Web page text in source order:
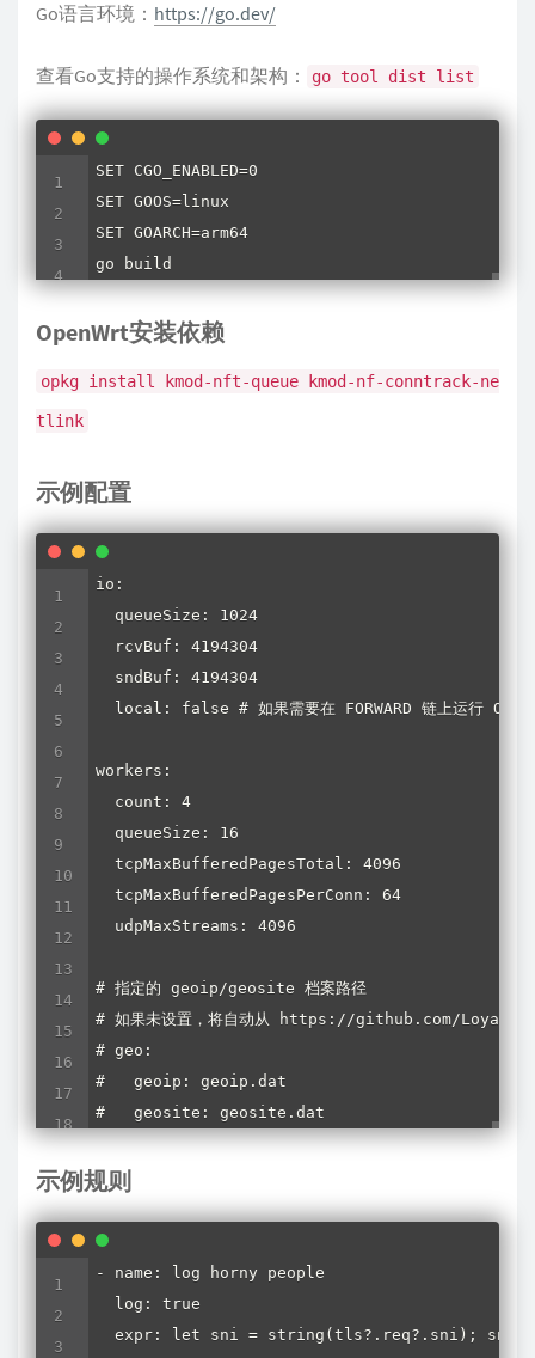
Go语言环境： https://go.dev/
查看Go支持的操作系统和架构： go tool dist list
SET CGO_ENABLED=0
SET GOOS=linux
SET GOARCH=arm64
go build
OpenWrt安装依赖
opkg install kmod-nft-queue kmod-nf-conntrack-ne
tlink
示例配置
io:
  queueSize: 1024
  rcvBuf: 4194304
  sndBuf: 4194304
local: false # 如果需要在 FORWARD 链上运行
workers:
  count: 4
  queueSize: 16
  tcpMaxBufferedPagesTotal: 4096
  tcpMaxBufferedPagesPerConn: 64
  udpMaxStreams: 4096
# 指定的 geoip/geosite 档案路径
# 如果未设置，将自动从 https://github.com/
# geo:
#   geoip: geoip.dat
#   geosite: geosite.dat
示例规则
- name: log horny people
  log: true
expr: let sni = string(tls?.req?.sni); sni